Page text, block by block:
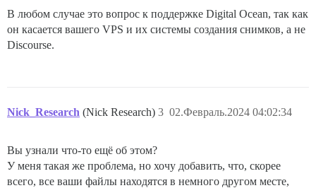
В любом случае это вопрос к поддержке Digital Ocean, так как
он касается вашего VPS и их системы создания снимков, а не
Discourse.
Nick_Research (Nick Research) 02.Февраль.2024 04:02:34
3
Вы узнали что-то ещё об этом?
У меня такая же проблема, но хочу добавить, что, скорее
всего, все ваши файлы находятся в немного другом месте,